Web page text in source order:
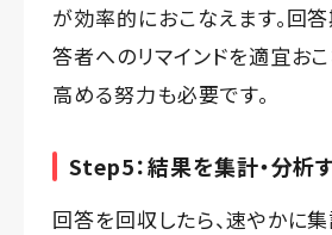
が効率的におこなえます。回
答者へのリマインドを適宜お
高める努力も必要です。
Step5：結果を集計・分析
回答を回収したら、速やかに